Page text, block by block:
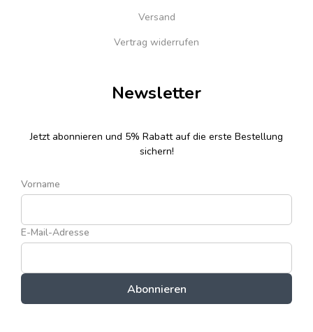
Versand
Vertrag widerrufen
Newsletter
Jetzt abonnieren und 5% Rabatt auf die erste Bestellung
sichern!
Vorname
E-Mail-Adresse